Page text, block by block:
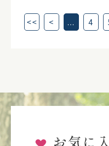
<< < ... 4
お気に